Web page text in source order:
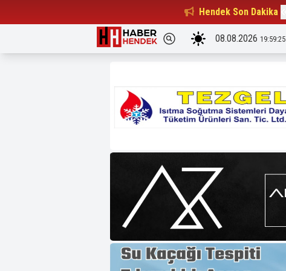
Hendek Son Dakika
Beşiktaşlılar Derneği Başkanı...
08.08.2026 19:59:27